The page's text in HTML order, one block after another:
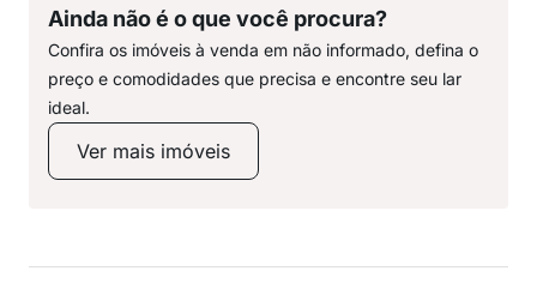
Ainda não é o que você procura?
Confira os imóveis à venda em não informado, defina o
preço e comodidades que precisa e encontre seu lar
ideal.
Ver mais imóveis